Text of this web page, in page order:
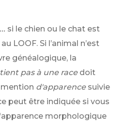
si le chien ou le chat est
LOOF. Si l’animal n’est
généalogique, la
pas à une race doit
d'apparence suivie
peut être indiquée si vous
morphologique